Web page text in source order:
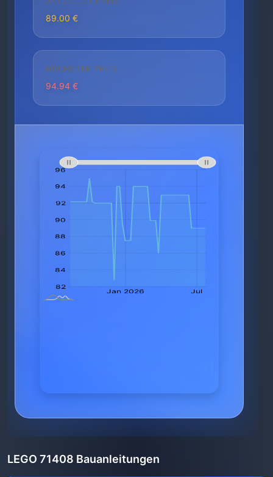
89.00 €
HÖCHSTER PREIS
94.94 €
LEGO 71408 Bauanleitungen